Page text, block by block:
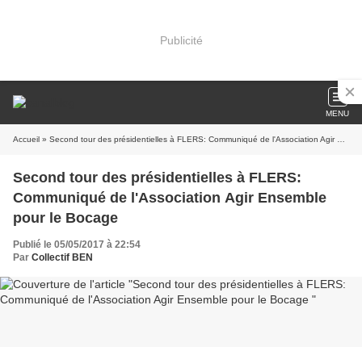
Publicité
MENU
Accueil » Second tour des présidentielles à FLERS: Communiqué de l'Association Agir Ensemble pour le Bocage
Second tour des présidentielles à FLERS:
Communiqué de l'Association Agir Ensemble
pour le Bocage
Publié le 05/05/2017 à 22:54
Par Collectif BEN